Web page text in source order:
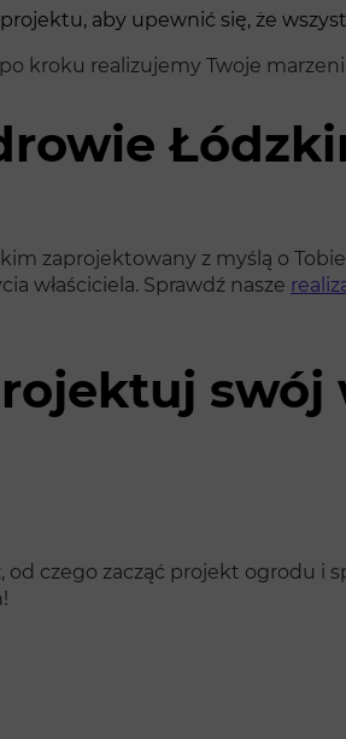
aby upewnić się, że
kroku realizujemy Twoje
zaprojektowany z myślą o
właściciela. Sprawdź nasze
czego zacząć projekt ogrodu i